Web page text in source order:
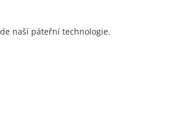
naší páteřní technologie.